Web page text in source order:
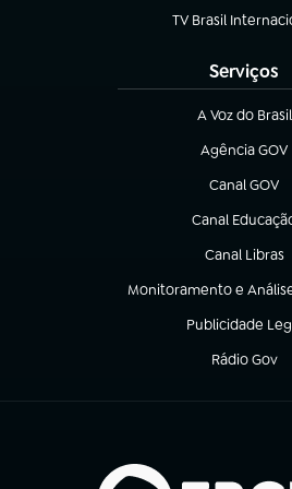
TV Brasil
(abre em nova
Serviços
A Voz do Brasil
(abre em nova
Agência GOV
(abre em nova
Canal GOV
(abre em
Canal
(abre em nova
Canal Libras
(abre em
Monitoramento e
(abre em nova aba)
Publicidade
(abre em nova
Rádio Gov
(abre em